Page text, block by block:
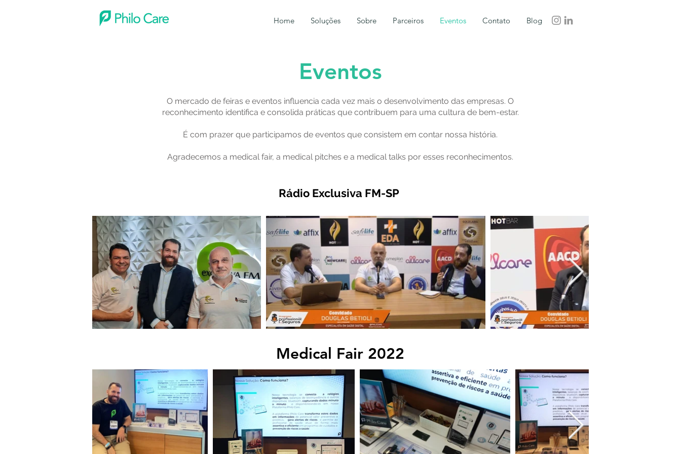
Home Soluções Sobre Parceiros Eventos Contato Blog
Eventos
O mercado de feiras e eventos influencia cada vez mais o desenvolvimento das empresas. O
reconhecimento identifica e consolida práticas que contribuem para uma cultura de bem-estar.
É com prazer que participamos de eventos que consistem em contar nossa história.
Agradecemos a medical fair, a medical pitches e a medical talks por esses reconhecimentos.
Rádio Exclusiva FM-SP
Medical Fair 2022